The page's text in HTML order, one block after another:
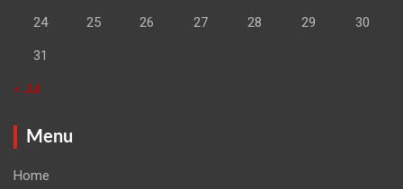
24 25 26 27 28 29 30
31
« Jul
Menu
Home